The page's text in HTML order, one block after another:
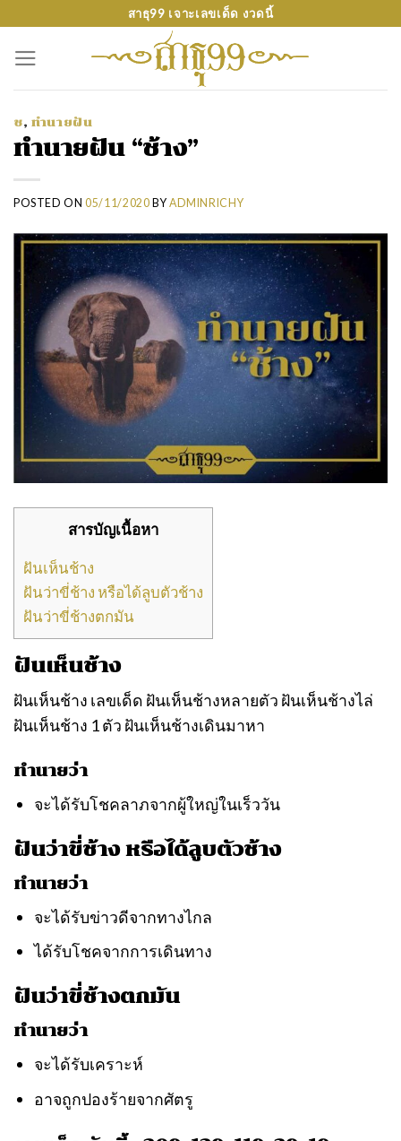
content
สาธุ99 เจาะเลขเด็ด งวดนี้
ช, ทำนายฝัน
ทำนายฝัน “ช้าง”
POSTED ON05/11/2020 BY ADMINRICHY
สารบัญเนื้อหา
ฝันเห็นช้าง
ฝันว่าขี่ช้าง หรือได้ลูบตัวช้าง
ฝันว่าขี่ช้างตกมัน
ฝันเห็นช้าง
ฝันเห็นช้าง เลขเด็ด ฝันเห็นช้างหลายตัว ฝันเห็นช้างไล่
ฝันเห็นช้าง 1 ตัว ฝันเห็นช้างเดินมาหา
ทำนายว่า
จะได้รับโชคลาภจากผู้ใหญ่ในเร็ววัน
ฝันว่าขี่ช้าง หรือได้ลูบตัวช้าง
ทำนายว่า
จะได้รับข่าวดีจากทางไกล
ได้รับโชคจากการเดินทาง
ฝันว่าขี่ช้างตกมัน
ทำนายว่า
จะได้รับเคราะห์
อาจถูกปองร้ายจากศัตรู